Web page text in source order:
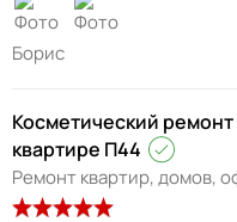
Борис
Косметический
квартире П44
Ремонт квартир, домов,